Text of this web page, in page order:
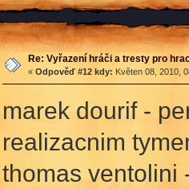
Re: Vyřazení hráči a tresty pro
« Odpověď #12 kdy: Květen 08, 2010,
marek dourif -
realizacnim
thomas ventolini